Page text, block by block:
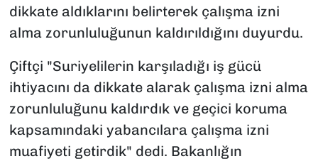
dikkate aldıklarını belirterek çalışma izni
alma zorunluluğunun kaldırıldığını duyurdu.
Çiftçi "Suriyelilerin karşıladığı iş gücü
ihtiyacını da dikkate alarak çalışma izni alma
zorunluluğunu kaldırdık ve geçici koruma
kapsamındaki yabancılara çalışma izni
muafiyeti getirdik" dedi. Bakanlığın